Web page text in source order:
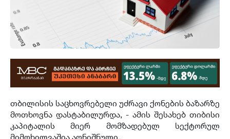
თბილისის საცხოვრებელი უძრავი ქონების ბაზარზე
მოთხოვნა დასტაბილურდა, - ამის შესახებ თიბისი
კაპიტალის მიერ მომზადებულ სექტორულ
მიმოხილვაშია აღნიშნული.